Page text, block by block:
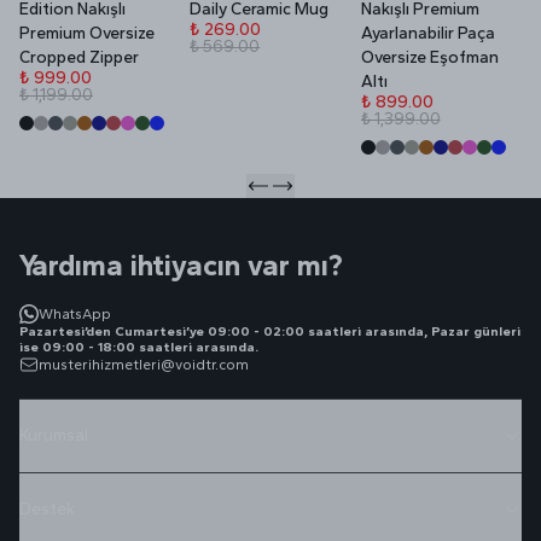
Edition Nakışlı
Premium Oversize
Cropped Zipper
₺ 999.00
₺ 1,199.00
Daily Ceramic Mug
₺ 269.00
₺ 569.00
Nakışlı Premium
Ayarlanabilir Paça
Oversize Eşofman
Altı
₺ 899.00
₺ 1,399.00
Yardıma ihtiyacın var mı?
WhatsApp
Pazartesi’den Cumartesi’ye 09:00 - 02:00 saatleri arasında, Pazar günleri
ise 09:00 - 18:00 saatleri arasında.
musterihizmetleri@voidtr.com